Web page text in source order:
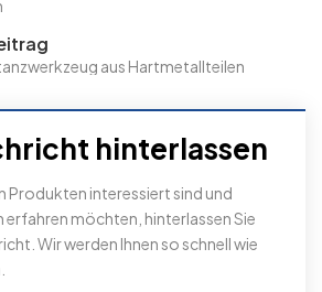
aus Hartmetallteilen
hinterlassen
Produkten interessiert sind und
erfahren möchten, hinterlassen Sie
Wir werden Ihnen so schnell wie